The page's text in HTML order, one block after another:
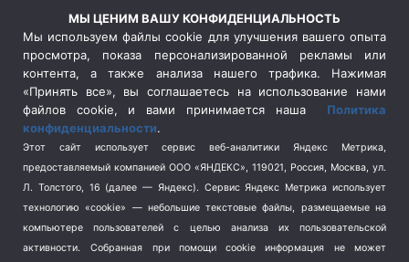
(510)
Сельское хозяйство (3)
Социальная политика
(3)
Спецоперация в Украине
Спецоперация на Украине
(404)
Спорт (740)
Терроризм (1)
Транспорт (262)
Туризм (178)
Флот (76)
МЫ ЦЕНИМ ВАШУ КОНФИДЕНЦИАЛЬНОСТЬ
Мы используем файлы cookie для улучшения вашего опыта
просмотра, показа персонализированной рекламы или
контента, а также анализа нашего трафика. Нажимая
«Принять все», вы соглашаетесь на использование нами
файлов cookie, и вами принимается наша Политика
конфиденциальности.
Этот сайт использует сервис веб-аналитики Яндекс Метрика,
предоставляемый компанией ООО «ЯНДЕКС», 119021, Россия, Москва, ул.
Л. Толстого, 16 (далее — Яндекс). Сервис Яндекс Метрика использует
технологию «cookie» — небольшие текстовые файлы, размещаемые на
компьютере пользователей с целью анализа их пользовательской
активности.
Собранная при помощи cookie информация не может